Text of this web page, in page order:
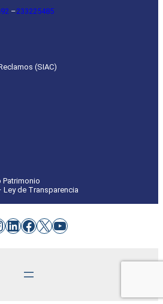
–233225485
(SIAC)
Patrimonio
de Transparencia
LinkedIn
Facebook
X YouTube